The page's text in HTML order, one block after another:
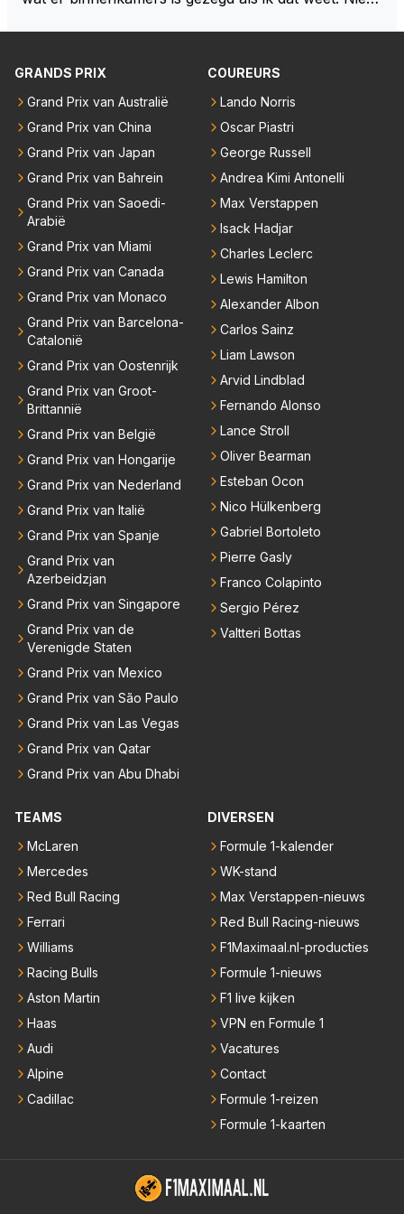
p dat RBR een verlenging van dat contract wil want
dat maakt sponsorcontracten een stuk makkelijker
maar ik snap nog beter dat Max voor zichzelf geen
enkele deur wil dichtgooien, zeker niet met deze "tr
weet hoe bij andere teams de hazen lopen en wat hij
nu heeft bij Red Bull. Dat het gras niet overal even g
roen is hoef je hem niet te vertellen.
GRANDS PRIX
Grand Prix van Australië
Grand Prix van China
Grand Prix van Japan
Grand Prix van Bahrein
Grand Prix van Saoedi-
Arabië
Grand Prix van Miami
Grand Prix van Canada
Grand Prix van Monaco
Grand Prix van Barcelona-
Catalonië
Grand Prix van Oostenrijk
Grand Prix van Groot-
Brittannië
Grand Prix van België
Grand Prix van Hongarije
Grand Prix van Nederland
Grand Prix van Italië
Grand Prix van Spanje
Grand Prix van
Azerbeidzjan
Grand Prix van Singapore
Grand Prix van de
Verenigde Staten
Grand Prix van Mexico
Grand Prix van São Paulo
Grand Prix van Las Vegas
Grand Prix van Qatar
Grand Prix van Abu Dhabi
COUREURS
Lando Norris
Oscar Piastri
George Russell
Andrea Kimi Antonelli
Max Verstappen
Isack Hadjar
Charles Leclerc
Lewis Hamilton
Alexander Albon
Carlos Sainz
Liam Lawson
Arvid Lindblad
Fernando Alonso
Lance Stroll
Oliver Bearman
Esteban Ocon
Nico Hülkenberg
Gabriel Bortoleto
Pierre Gasly
Franco Colapinto
Sergio Pérez
Valtteri Bottas
TEAMS
McLaren
Mercedes
Red Bull Racing
Ferrari
Williams
Racing Bulls
Aston Martin
Haas
Audi
Alpine
Cadillac
DIVERSEN
Formule 1-kalender
WK-stand
Max Verstappen-nieuws
Red Bull Racing-nieuws
F1Maximaal.nl-producties
Formule 1-nieuws
F1 live kijken
VPN en Formule 1
Vacatures
Contact
Formule 1-reizen
Formule 1-kaarten